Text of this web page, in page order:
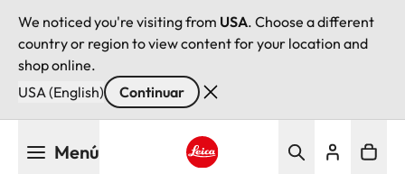
We noticed you're visiting from USA. Choose a different
country or region to view content for your location and
shop online.
USA (English)
Continuar
Menú